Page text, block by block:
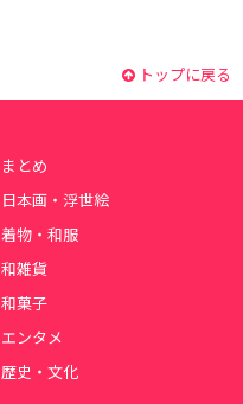
トップに戻る
まとめ
日本画・浮世絵
着物・和服
和雑貨
和菓子
エンタメ
歴史・文化